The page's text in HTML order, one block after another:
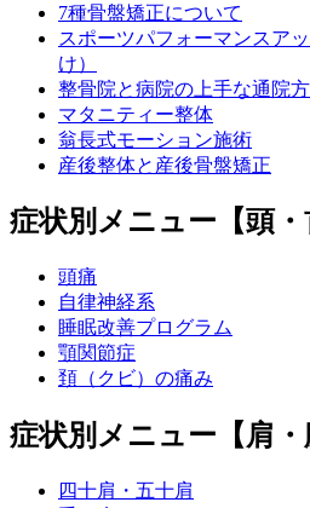
7種骨盤矯正について
スポーツパフォーマンスア
け）
整骨院と病院の上手な通院
マタニティー整体
翁長式モーション施術
産後整体と産後骨盤矯正
症状別メニュー【頭・
頭痛
自律神経系
睡眠改善プログラム
顎関節症
頚（クビ）の痛み
症状別メニュー【肩・
四十肩・五十肩